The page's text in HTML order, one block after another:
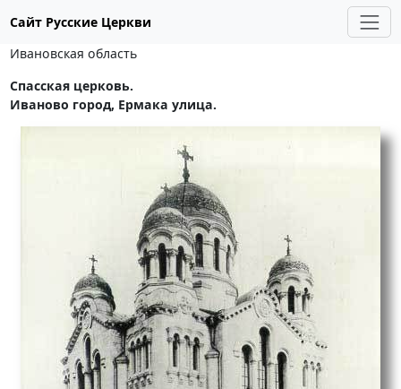
Сайт Русские Церкви
Ивановская область
Спасская церковь.
Иваново город, Ермака улица.